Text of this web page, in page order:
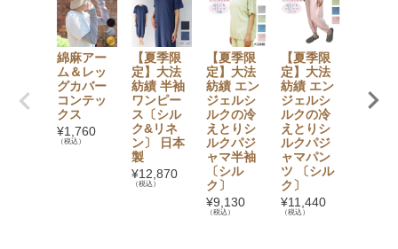
綿麻アー
ム＆レッ
グカバー
コンテッ
クス
¥1,760
（税込）
【夏季限
定】大法
紡績 半袖
ワンピー
ス〔シル
ク&リネ
ン〕 日本
製
¥12,870
（税込）
【夏季限
定】大法
紡績 エン
ジェルシ
ルクの冷
えとりシ
ルクパジ
ャマ半袖
〔シル
ク〕
¥9,130
（税込）
【夏季限
定】大法
紡績 エン
ジェルシ
ルクの冷
えとりシ
ルクパジ
ャマパン
ツ 〔シル
ク〕
¥11,440
（税込）
とりシ